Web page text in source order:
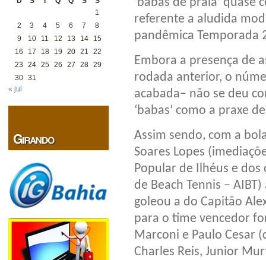
1
2
3 4 5 6 7
8
9
10 11 12 13 14
15
16
17 18 19 20 21
22
23
24 25 26 27 28 29
30 31
« jul
referente a aludida
pandêmica Temporada
Embora a presença de
rodada anterior, o
acabada– não se deu
‘babas’ como a praxe
Assim sendo, com a
Soares Lopes
Popular de Ilhéus e dos
de Beach Tennis –
goleou a do Capitão
para o time vencedor
Marconi e Paulo Cesar
Charles Reis, Junior